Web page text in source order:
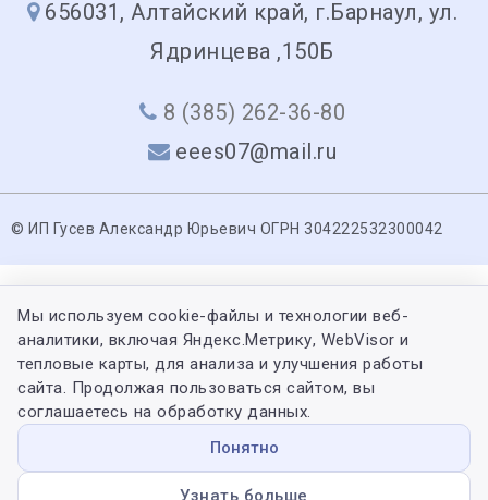
656031, Алтайский край, г.Барнаул, ул.
Ядринцева ,150Б
8 (385) 262-36-80
eees07@mail.ru
© ИП Гусев Александр Юрьевич ОГРН 304222532300042
Мы используем cookie-файлы и технологии веб-
аналитики, включая Яндекс.Метрику, WebVisor и
тепловые карты, для анализа и улучшения работы
сайта. Продолжая пользоваться сайтом, вы
соглашаетесь на обработку данных.
Понятно
Узнать больше